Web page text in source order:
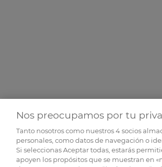
Nos preocupamos por tu
Tanto nosotros como nuestros4socios
personales, como datos de navegación o
Si seleccionas Aceptar todas, estarás
apoyen los propósitos que se muestran en